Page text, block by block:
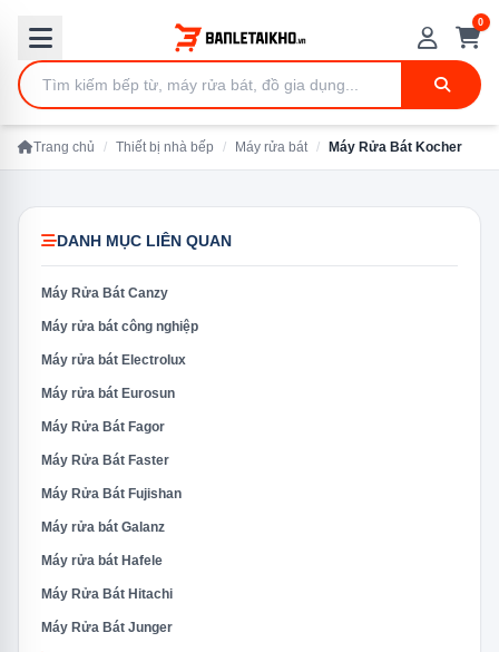
0
Trang chủ / Thiết bị nhà bếp / Máy rửa bát / Máy Rửa Bát Kocher
DANH MỤC LIÊN QUAN
Máy Rửa Bát Canzy
Máy rửa bát công nghiệp
Máy rửa bát Electrolux
Máy rửa bát Eurosun
Máy Rửa Bát Fagor
Máy Rửa Bát Faster
Máy Rửa Bát Fujishan
Máy rửa bát Galanz
Máy rửa bát Hafele
Máy Rửa Bát Hitachi
Máy Rửa Bát Junger